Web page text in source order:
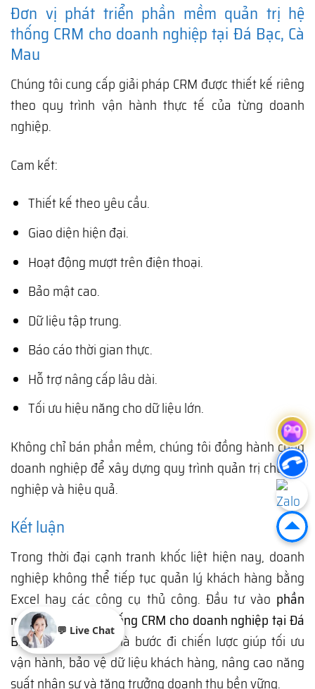
Đơn vị phát triển phần mềm quản trị hệ
thống CRM cho doanh nghiệp tại Đá Bạc, Cà
Mau
Chúng tôi cung cấp giải pháp CRM được thiết kế riêng
theo quy trình vận hành thực tế của từng doanh
nghiệp.
Cam kết:
Thiết kế theo yêu cầu.
Giao diện hiện đại.
Hoạt động mượt trên điện thoại.
Bảo mật cao.
Dữ liệu tập trung.
Báo cáo thời gian thực.
Hỗ trợ nâng cấp lâu dài.
Tối ưu hiệu năng cho dữ liệu lớn.
Không chỉ bán phần mềm, chúng tôi đồng hành cùng
doanh nghiệp để xây dựng quy trình quản trị chuyên
nghiệp và hiệu quả.
Kết luận
Trong thời đại cạnh tranh khốc liệt hiện nay, doanh
nghiệp không thể tiếp tục quản lý khách hàng bằng
Excel hay các công cụ thủ công. Đầu tư vào phần
mềm quản trị hệ thống CRM cho doanh nghiệp tại Đá
Bạc, Cà Mauchính là bước đi chiến lược giúp tối ưu
vận hành, bảo vệ dữ liệu khách hàng, nâng cao năng
suất nhân sự và tăng trưởng doanh thu bền vững.
💬 Live Chat